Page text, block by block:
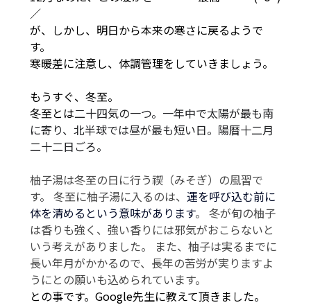
／
が、しかし、明日から本来の寒さに戻るようで
す。
寒暖差に注意し、体調管理をしていきましょう。
もうすぐ、冬至。
冬至とは二十四気の一つ。一年中で太陽が最も南
に寄り、北半球では昼が最も短い日。陽暦十二月
二十二日ごろ。
柚子湯は冬至の日に行う禊（みそぎ）の風習で
す。 冬至に柚子湯に入るのは、 運を呼び込む前に
体を清めるという意味があります。 冬が旬の柚子
は香りも強く、強い香りには邪気がおこらないと
いう考えがありました。 また、柚子は実るまでに
長い年月がかかるので、長年の苦労が実りますよ
うにとの願いも込められています。
との事です。Google先生に教えて頂きました。